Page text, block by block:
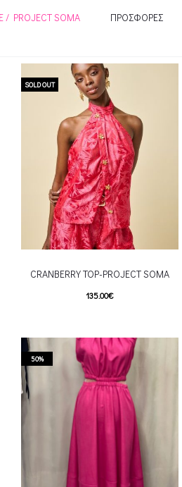
/ PROJECT SOMA ΠΡΟΣΦΟΡΕΣ
SOLD OUT
CRANBERRY TOP-PROJECT SOMA
135.00€
multiple variants. The options may be
chosen on the product page
50%